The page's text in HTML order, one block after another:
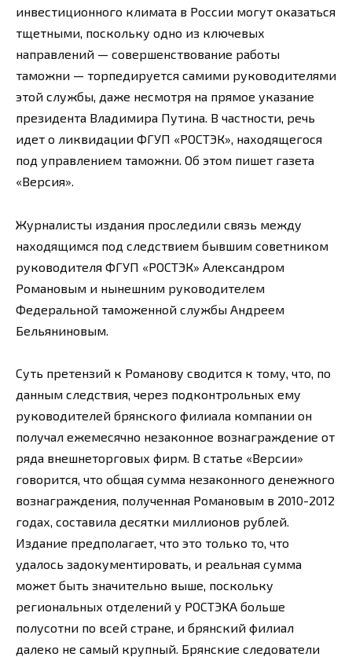
инвестиционного климата в России могут оказаться
тщетными, поскольку одно из ключевых
направлений — совершенствование работы
таможни — торпедируется самими руководителями
этой службы, даже несмотря на прямое указание
президента Владимира Путина. В частности, речь
идет о ликвидации ФГУП «РОСТЭК», находящегося
под управлением таможни. Об этом пишет газета
«Версия».
Журналисты издания проследили связь между
находящимся под следствием бывшим советником
руководителя ФГУП «РОСТЭК» Александром
Романовым и нынешним руководителем
Федеральной таможенной службы Андреем
Бельяниновым.
Суть претензий к Романову сводится к тому, что, по
данным следствия, через подконтрольных ему
руководителей брянского филиала компании он
получал ежемесячно незаконное вознаграждение от
ряда внешнеторговых фирм. В статье «Версии»
говорится, что общая сумма незаконного денежного
вознаграждения, полученная Романовым в 2010-2012
годах, составила десятки миллионов рублей.
Издание предполагает, что это только то, что
удалось задокументировать, и реальная сумма
может быть значительно выше, поскольку
региональных отделений у РОСТЭКА больше
полусотни по всей стране, и брянский филиал
далеко не самый крупный. Брянские следователи